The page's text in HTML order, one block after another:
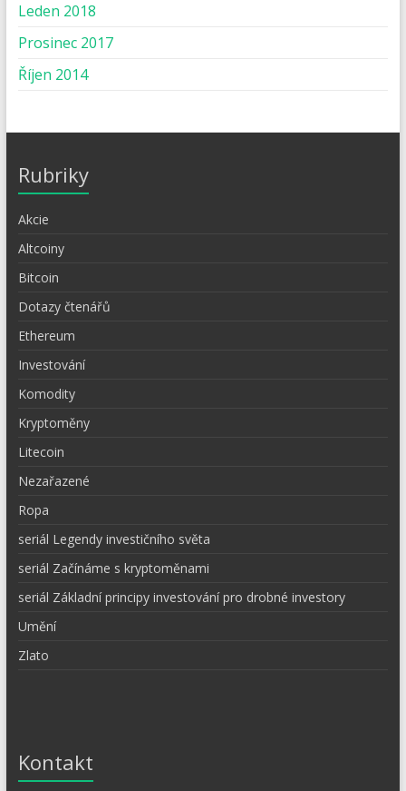
Leden 2018
Prosinec 2017
Říjen 2014
Rubriky
Akcie
Altcoiny
Bitcoin
Dotazy čtenářů
Ethereum
Investování
Komodity
Kryptoměny
Litecoin
Nezařazené
Ropa
seriál Legendy investičního světa
seriál Začínáme s kryptoměnami
seriál Základní principy investování pro drobné investory
Umění
Zlato
Kontakt